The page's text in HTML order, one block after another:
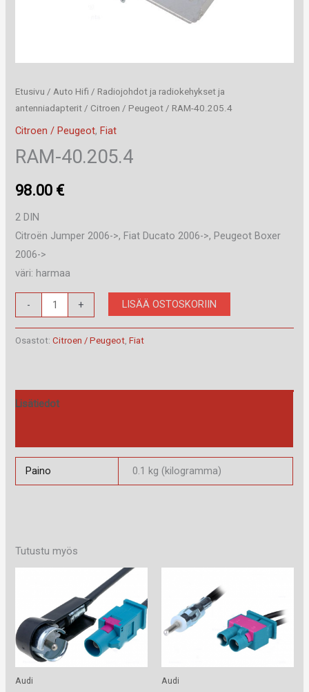
Etusivu / Auto Hifi / Radiojohdot ja radiokehykset ja
antenniadapterit / Citroen / Peugeot / RAM-40.205.4
Citroen / Peugeot,Fiat
RAM-40.205.4
98.00 €
2 DIN
Citroën Jumper 2006->, Fiat Ducato 2006->, Peugeot Boxer
2006->
väri: harmaa
-
40.205.4
määrä
+ LISÄÄ OSTOSKORIIN
Osastot:Citroen / Peugeot,Fiat
Lisätiedot
Paino 0.1 kg (kilogramma)
Tutustu myös
Audi Audi